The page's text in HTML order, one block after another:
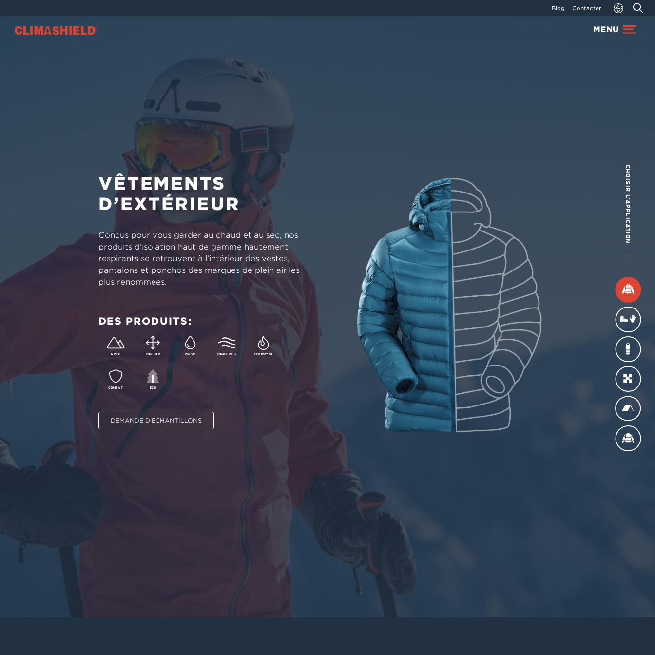
Blog Contacter
Climashield® MENU
VÊTEMENTS
D’EXTÉRIEUR
Conçus pour vous garder au chaud et au sec, nos
produits d’isolation haut de gamme hautement
respirants se retrouvent à l’intérieur des vestes,
pantalons et ponchos des marques de plein air les
plus renommées.
DES PRODUITS:
APEX CONTUR PRISM COMFORT + PROTECT FR
COMBAT ECO
DEMANDE D'ÉCHANTILLONS
CHOISIR L'APPLICATION